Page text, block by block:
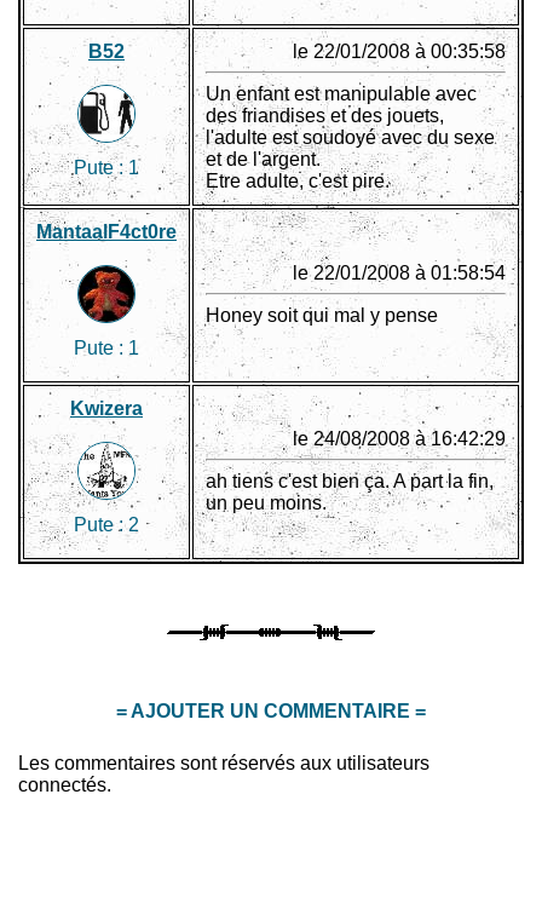
B52
Pute :1
le 22/01/2008 à 00:35:58
Un enfant est manipulable avec
des friandises et des jouets,
l'adulte est soudoyé avec du sexe
et de l'argent.
Etre adulte, c'est pire.
MantaalF4ct0re
Pute : 1
le 22/01/2008 à 01:58:54
Honey soit qui mal y pense
Kwizera
Pute :2
le 24/08/2008 à 16:42:29
ah tiens c'est bien ça. A part la fin,
un peu moins.
= AJOUTER UN COMMENTAIRE =
Les commentaires sont réservés aux utilisateurs
connectés.